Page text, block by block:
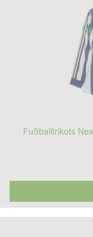
Fußballtrikots